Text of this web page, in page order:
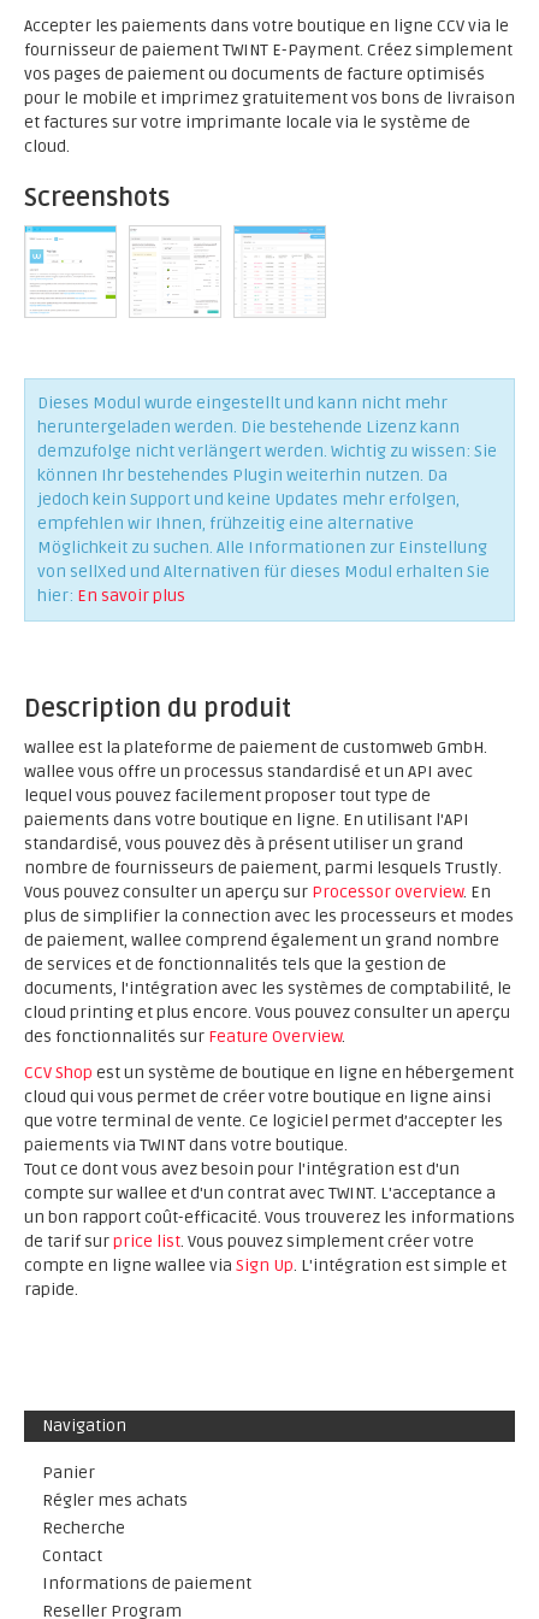
Accepter les paiements dans votre boutique en ligne CCV via le
fournisseur de paiement TWINT E-Payment. Créez simplement
vos pages de paiement ou documents de facture optimisés
pour le mobile et imprimez gratuitement vos bons de livraison
et factures sur votre imprimante locale via le système de
cloud.
Screenshots
Dieses Modul wurde eingestellt und kann nicht mehr
heruntergeladen werden. Die bestehende Lizenz kann
demzufolge nicht verlängert werden. Wichtig zu wissen: Sie
können Ihr bestehendes Plugin weiterhin nutzen. Da
jedoch kein Support und keine Updates mehr erfolgen,
empfehlen wir Ihnen, frühzeitig eine alternative
Möglichkeit zu suchen. Alle Informationen zur Einstellung
von sellXed und Alternativen für dieses Modul erhalten Sie
hier: En savoir plus
Description du produit
wallee est la plateforme de paiement de customweb GmbH.
wallee vous offre un processus standardisé et un API avec
lequel vous pouvez facilement proposer tout type de
paiements dans votre boutique en ligne. En utilisant l'API
standardisé, vous pouvez dès à présent utiliser un grand
nombre de fournisseurs de paiement, parmi lesquels Trustly.
Vous pouvez consulter un aperçu sur Processor overview. En
plus de simplifier la connection avec les processeurs et modes
de paiement, wallee comprend également un grand nombre
de services et de fonctionnalités tels que la gestion de
documents, l'intégration avec les systèmes de comptabilité, le
cloud printing et plus encore. Vous pouvez consulter un aperçu
des fonctionnalités sur Feature Overview.
CCV Shop est un système de boutique en ligne en hébergement
cloud qui vous permet de créer votre boutique en ligne ainsi
que votre terminal de vente. Ce logiciel permet d’accepter les
paiements via TWINT dans votre boutique.
Tout ce dont vous avez besoin pour l'intégration est d'un
compte sur wallee et d'un contrat avec TWINT. L'acceptance a
un bon rapport coût-efficacité. Vous trouverez les informations
de tarif surprice list. Vous pouvez simplement créer votre
compte en ligne wallee via Sign Up. L'intégration est simple et
rapide.
Navigation
Panier
Régler mes achats
Recherche
Contact
Informations de paiement
Reseller Program